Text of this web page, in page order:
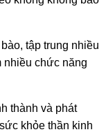
tập trung nhiều
nhiều chức năng
thành và phát
khỏe thần kinh